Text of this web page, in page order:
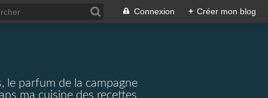
Connexion + Créer mon blog
le parfum de la campagne
ma cuisine des recettes